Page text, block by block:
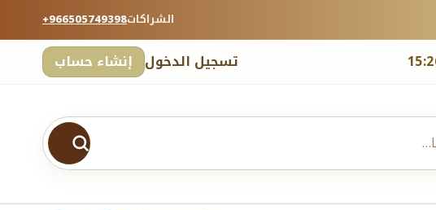
+966505749398الشراكات
تسجيل الدخول إنشاء حساب